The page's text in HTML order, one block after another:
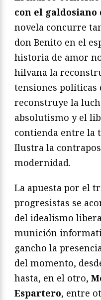
con el galdosiano
novela concurre
don Benito en el
historia de amor
hilvana la
tensiones políticas
reconstruye la
absolutismo y el
contienda entre la
Ilustra la
modernidad.
La apuesta por el
progresistas se
del idealismo
munición
gancho la
del momento,
hasta, en el otro,
Espartero, entre